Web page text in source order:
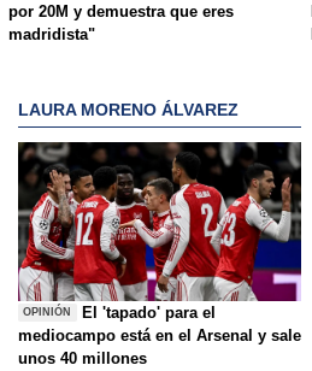
por 20M y demuestra que eres
madridista"
LAURA MORENO ÁLVAREZ
OPINIÓN
El 'tapado' para el
mediocampo está en el Arsenal y sale
unos 40 millones